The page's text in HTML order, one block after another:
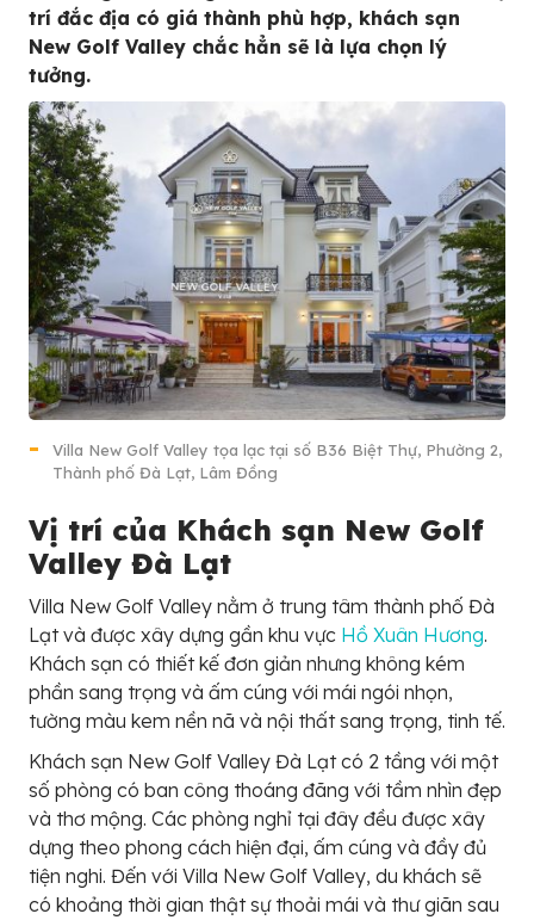
trí đắc địa có giá thành phù hợp, khách sạn
New Golf Valley chắc hẳn sẽ là lựa chọn lý
tưởng.
Villa New Golf Valley tọa lạc tại số B36 Biệt Thự, Phường 2,
Thành phố Đà Lạt, Lâm Đồng
Vị trí của Khách sạn New Golf
Valley Đà Lạt
Villa New Golf Valley nằm ở trung tâm thành phố Đà
Lạt và được xây dựng gần khu vực Hồ Xuân Hương.
Khách sạn có thiết kế đơn giản nhưng không kém
phần sang trọng và ấm cúng với mái ngói nhọn,
tường màu kem nền nã và nội thất sang trọng, tinh tế.
Khách sạn New Golf Valley Đà Lạt có 2 tầng với một
số phòng có ban công thoáng đãng với tầm nhìn đẹp
và thơ mộng. Các phòng nghỉ tại đây đều được xây
dựng theo phong cách hiện đại, ấm cúng và đầy đủ
tiện nghi. Đến với Villa New Golf Valley, du khách sẽ
có khoảng thời gian thật sự thoải mái và thư giãn sau